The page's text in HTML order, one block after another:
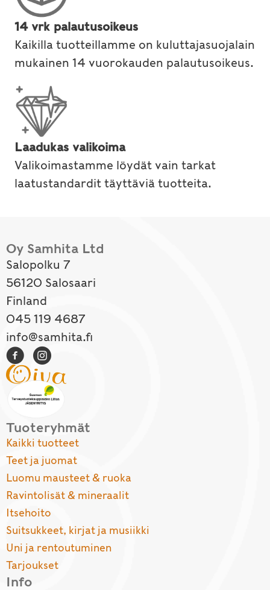
14 vrk palautusoikeus
Kaikilla tuotteillamme on kuluttajasuojalain
mukainen 14 vuorokauden palautusoikeus.
Laadukas valikoima
Valikoimastamme löydät vain tarkat
laatustandardit täyttäviä tuotteita.
Oy Samhita Ltd
Salopolku 7
56120 Salosaari
Finland
045 119 4687
info@samhita.fi
Tuoteryhmät
Kaikki tuotteet
Teet ja juomat
Luomu mausteet & ruoka
Ravintolisät & mineraalit
Itsehoito
Suitsukkeet, kirjat ja musiikki
Uni ja rentoutuminen
Tarjoukset
Info